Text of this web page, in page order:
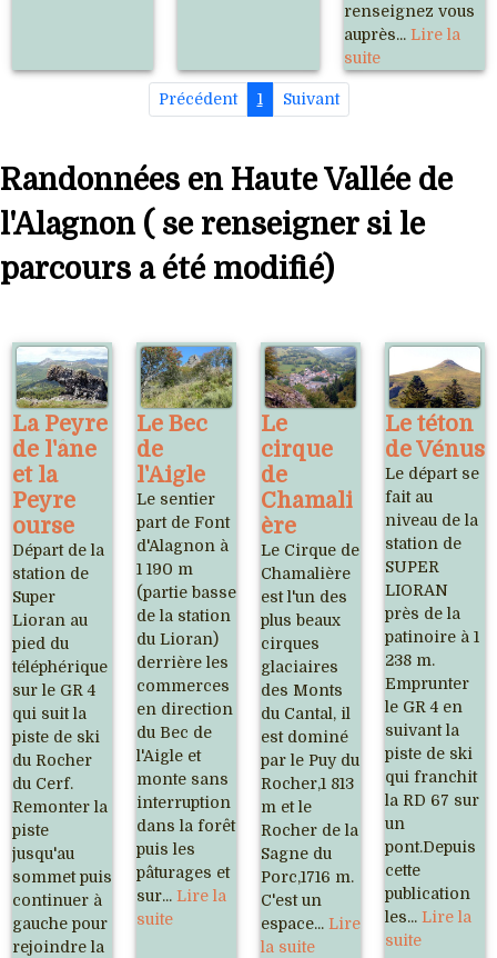
renseignez vous
auprès... Lire la
suite
Précédent 1 Suivant
Randonnées en Haute Vallée de
l'Alagnon ( se renseigner si le
parcours a été modifié)
La Peyre
de l'âne
et la
Peyre
ourse
Départ de la
station de
Super
Lioran au
pied du
téléphérique
sur le GR 4
qui suit la
piste de ski
du Rocher
du Cerf.
Remonter la
piste
jusqu'au
sommet puis
continuer à
gauche pour
rejoindre la
Le Bec
de
l'Aigle
Le sentier
part de Font
d'Alagnon à
1 190 m
(partie basse
de la station
du Lioran)
derrière les
commerces
en direction
du Bec de
l'Aigle et
monte sans
interruption
dans la forêt
puis les
pâturages et
sur... Lire la
suite
Le
cirque
de
Chamali
ère
Le Cirque de
Chamalière
est l'un des
plus beaux
cirques
glaciaires
des Monts
du Cantal, il
est dominé
par le Puy du
Rocher,1 813
m et le
Rocher de la
Sagne du
Porc,1716 m.
C'est un
espace... Lire
la suite
Le téton
de Vénus
Le départ se
fait au
niveau de la
station de
SUPER
LIORAN
près de la
patinoire à 1
238 m.
Emprunter
le GR 4 en
suivant la
piste de ski
qui franchit
la RD 67 sur
un
pont.Depuis
cette
publication
les... Lire la
suite